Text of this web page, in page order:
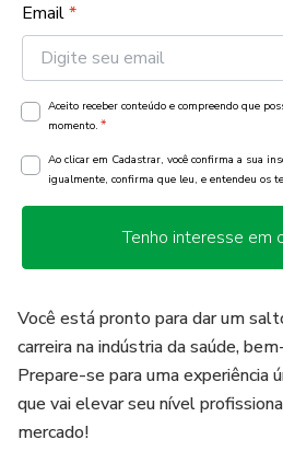
Email*
Aceito receber conteúdo e compreendo que
momento. *
Ao clicar em Cadastrar, você confirma a sua
igualmente, confirma que leu, e entendeu os
Tenho interesse em
Você está pronto para dar um
carreira na indústria da saúde,
Prepare-se para uma experiência
que vai elevar seu nível
mercado!